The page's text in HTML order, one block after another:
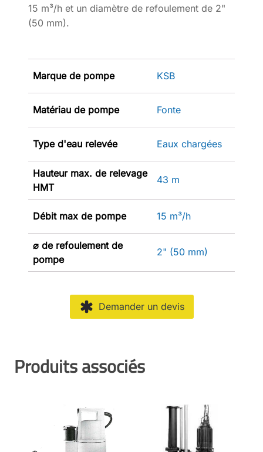
15 m³/h et un diamètre de refoulement de 2"
(50 mm).
Marque de pompe KSB
Matériau de pompe Fonte
Type d'eau relevée Eaux chargées
Hauteur max. de relevage
HMT
43 m
Débit max de pompe 15 m³/h
⌀ de refoulement de
pompe
2" (50 mm)
Demander un devis
Produits associés